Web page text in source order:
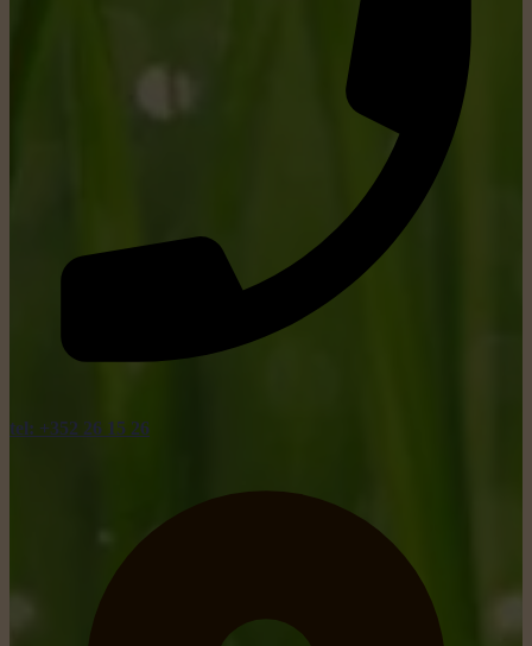
tel: +352 26 15 26